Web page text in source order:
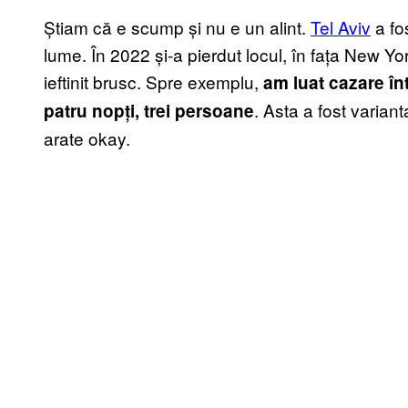
Știam că e scump și nu e un alint. Tel Aviv a
lume. În 2022 și-a pierdut locul, în fața New
ieftinit brusc. Spre exemplu, am luat cazare
patru nopți, trei persoane. Asta a fost
arate okay.